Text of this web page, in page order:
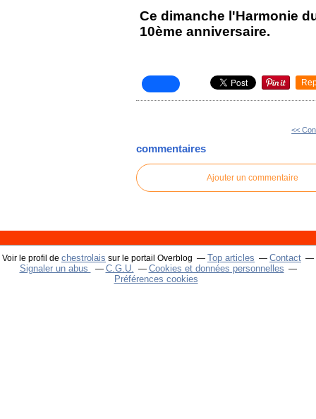
Ce dimanche l'Harmonie
10ème anniversaire.
<<
commentaires
Ajouter un commentaire
Voir le profil de chestrolais sur le portail Overblog Top articles
Contact
Signaler un abus
C.G.U.
Cookies et données personnelles
Préférences cookies